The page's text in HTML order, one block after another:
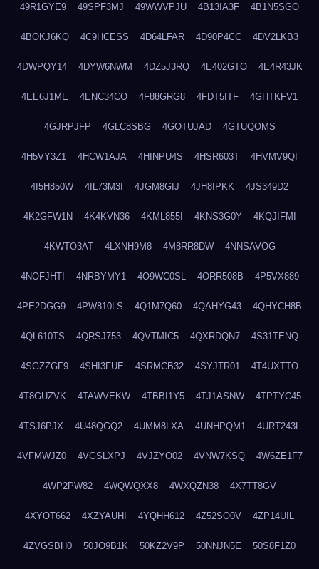
49R1GYE9 49SPF3MJ 49WWVPJU 4B13IA3F 4B1N5SGO
4BOKJ6KQ 4C9HCESS 4D64LFAR 4D90P4CC 4DV2LKB3
4DWPQY14 4DYW6NWM 4DZ5J3RQ 4E402GTO 4E4R43JK
4EE6J1ME 4ENC34CO 4F88GRG8 4FDT5ITF 4GHTKFV1
4GJRPJFP 4GLC8SBG 4GOTUJAD 4GTUQOMS
4H5VY3Z1 4HCW1AJA 4HINPU4S 4HSR603T 4HVMV9QI
4I5H850W 4IL73M3I 4JGM8GIJ 4JH8IPKK 4JS349D2
4K2GFW1N 4K4KVN36 4KML855I 4KNS3G0Y 4KQJIFMI
4KWTO3AT 4LXNH9M8 4M8RR8DW 4NNSAVOG
4NOFJHTI 4NRBYMY1 4O9WC0SL 4ORR508B 4P5VX889
4PE2DGG9 4PW810LS 4Q1M7Q60 4QAHYG43 4QHYCH8B
4QL610TS 4QRSJ753 4QVTMIC5 4QXRDQN7 4S31TENQ
4SGZZGF9 4SHI3FUE 4SRMCB32 4SYJTR01 4T4UXTTO
4T8GUZVK 4TAWVEKW 4TBBI1Y5 4TJ1ASNW 4TPTYC45
4TSJ6PJX 4U48QGQ2 4UMM8LXA 4UNHPQM1 4URT243L
4VFMWJZ0 4VGSLXPJ 4VJZYO02 4VNW7KSQ 4W6ZE1F7
4WP2PW82 4WQWQXX8 4WXQZN38 4X7TT8GV
4XYOT662 4XZYAUHI 4YQHH612 4Z52SO0V 4ZP14UIL
4ZVGSBH0 50JO9B1K 50KZ2V9P 50NNJN5E 50S8F1Z0